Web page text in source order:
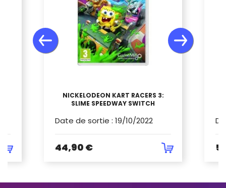
NICKELODEON KART RACERS 3:
SLIME SPEEDWAY SWITCH
Date de sortie : 19/10/2022
44,90 €